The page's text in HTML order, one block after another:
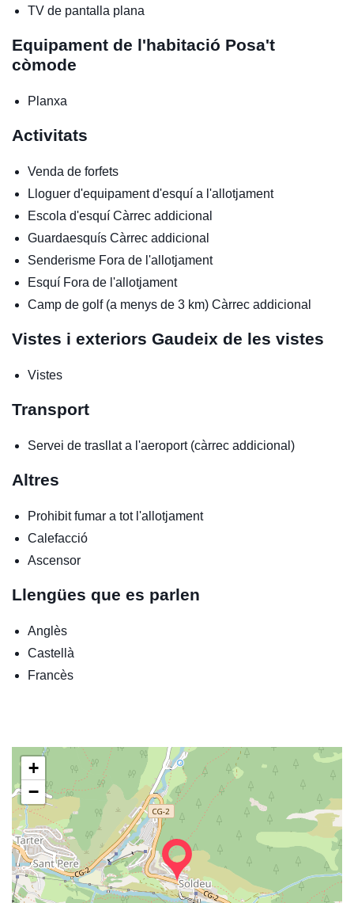
TV de pantalla plana
Equipament de l'habitació Posa't
còmode
Planxa
Activitats
Venda de forfets
Lloguer d'equipament d'esquí a l'allotjament
Escola d'esquí Càrrec addicional
Guardaesquís Càrrec addicional
Senderisme Fora de l'allotjament
Esquí Fora de l'allotjament
Camp de golf (a menys de 3 km) Càrrec addicional
Vistes i exteriors Gaudeix de les vistes
Vistes
Transport
Servei de trasllat a l'aeroport (càrrec addicional)
Altres
Prohibit fumar a tot l'allotjament
Calefacció
Ascensor
Llengües que es parlen
Anglès
Castellà
Francès
+
−